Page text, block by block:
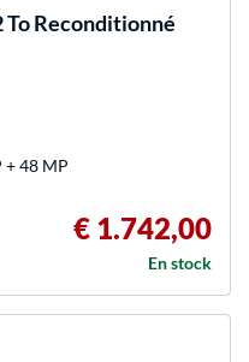
To Reconditionné
48 MP
€ 1.742,00
En stock